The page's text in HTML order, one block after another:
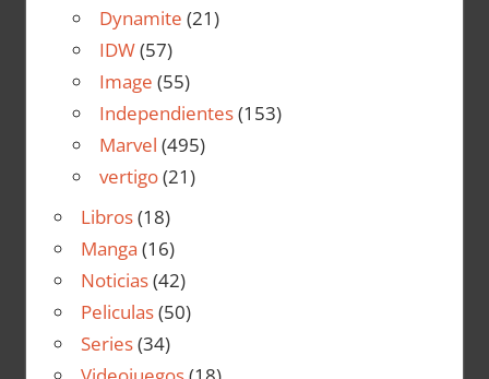
Dynamite (21)
IDW(57)
Image (55)
Independientes(153)
Marvel (495)
vertigo(21)
Libros(18)
Manga (16)
Noticias(42)
Peliculas(50)
Series(34)